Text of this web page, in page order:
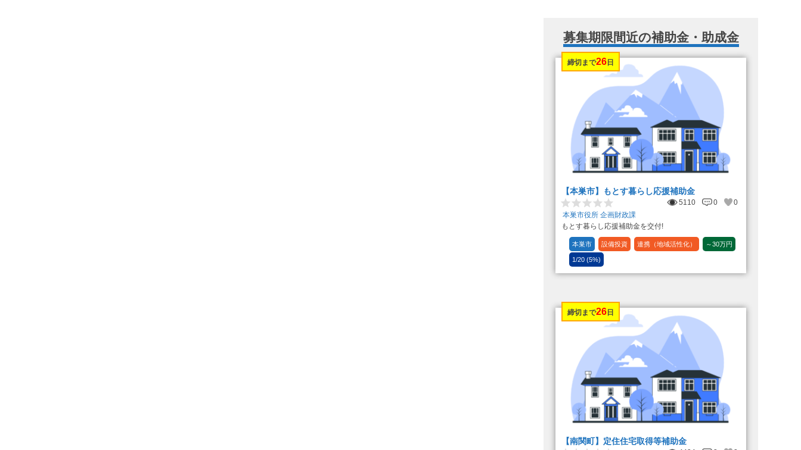
募集期限間近の補助金・助成金
締切まで26 日
【本巣市】もとす暮らし応援補助金
5110 0
0
本巣市役所 企画財政課
もとす暮らし応援補助金を交付!
本巣市 設備投資 連携（地域活性化） ～30万円
1/20 (5%)
締切まで26 日
【南関町】定住住宅取得等補助金